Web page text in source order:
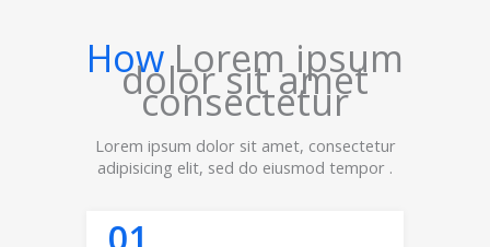
HowLorem ipsum
dolor sit amet
consectetur
Lorem ipsum dolor sit amet, consectetur
adipisicing elit, sed do eiusmod tempor .